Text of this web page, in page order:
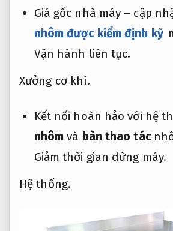
Giá gốc nhà máy – cập
nhôm được kiểm định kỹ
Vận hành liên tục.
Xưởng cơ khí.
Kết nối hoàn hảo với hệ
nhôm và bàn thao tác
Giảm thời gian dừng máy.
Hệ thống.